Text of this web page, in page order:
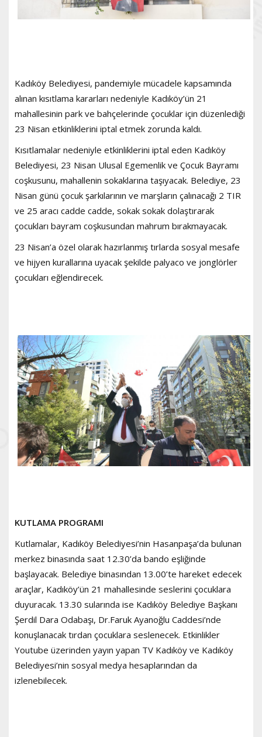
Kadıköy Belediyesi, pandemiyle mücadele kapsamında
alınan kısıtlama kararları nedeniyle Kadıköy’ün 21
mahallesinin park ve bahçelerinde çocuklar için düzenlediği
23 Nisan etkinliklerini iptal etmek zorunda kaldı.
Kısıtlamalar nedeniyle etkinliklerini iptal eden Kadıköy
Belediyesi, 23 Nisan Ulusal Egemenlik ve Çocuk Bayramı
coşkusunu, mahallenin sokaklarına taşıyacak. Belediye, 23
Nisan günü çocuk şarkılarının ve marşların çalınacağı 2 TIR
ve 25 aracı cadde cadde, sokak sokak dolaştırarak
çocukları bayram coşkusundan mahrum bırakmayacak.
23 Nisan’a özel olarak hazırlanmış tırlarda sosyal mesafe
ve hijyen kurallarına uyacak şekilde palyaco ve jonglörler
çocukları eğlendirecek.
KUTLAMA PROGRAMI
Kutlamalar, Kadıköy Belediyesi’nin Hasanpaşa’da bulunan
merkez binasında saat 12.30’da bando eşliğinde
başlayacak. Belediye binasından 13.00’te hareket edecek
araçlar, Kadıköy’ün 21 mahallesinde seslerini çocuklara
duyuracak. 13.30 sularında ise Kadıköy Belediye Başkanı
Şerdil Dara Odabaşı, Dr.Faruk Ayanoğlu Caddesi’nde
konuşlanacak tırdan çocuklara seslenecek. Etkinlikler
Youtube üzerinden yayın yapan TV Kadıköy ve Kadıköy
Belediyesi’nin sosyal medya hesaplarından da
izlenebilecek.